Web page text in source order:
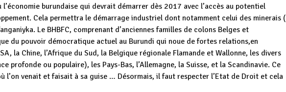
l’économie burundaise qui devrait démarrer dès 2017 avec l’accès au potentiel
Cela permettra le démarrage industriel dont notamment celui des minerais (
Le BHBFC, comprenant d’anciennes familles de colons Belges et
du pouvoir démocratique actuel au Burundi qui noue de fortes relations,en
la Chine, l’Afrique du Sud, la Belgique régionale Flamande et Wallonne, les divers
profonde ou populaire), les Pays-Bas, l’Allemagne, la Suisse, et la Scandinavie. Ce
l’on venait et faisait à sa guise … Désormais, il faut respecter l’Etat de Droit et cela